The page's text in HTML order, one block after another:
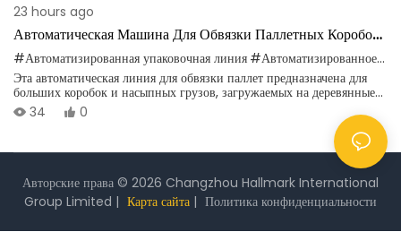
23 hours ago
Автоматическая Машина Для Обвязки Паллетных Коробок |
Интегрированная Линия По Формированию Паллетных
Связок
#Автоматизированная упаковочная линия #Автоматизированное решение для завершающего этапа производства
Эта автоматическая линия для обвязки паллет предназначена для
больших коробок и насыпных грузов, загружаемых на деревянные
поддоны, и применима в широком спектре производственных и
логистических отраслей. Система обеспечивает автоматическую
подачу, точное позиционирование и автоматическое обматывание
ПЭТ/ПП лентой без ручного вмешательства. Она эффективно
консолидирует груз на паллетах, предотвращает разбрасывание и
истирание товаров во время наземной и морской транспортировки,
снижает трудозатраты и повышает эффективность всего процесса
упаковки. Возможность индивидуальной настройки схемы обвязки
фактическим производственным потребностям на месте.
34 0
Авторские права © 2026 Changzhou Hallmark International
Group Limited | Карта сайта | Политика конфиденциальности